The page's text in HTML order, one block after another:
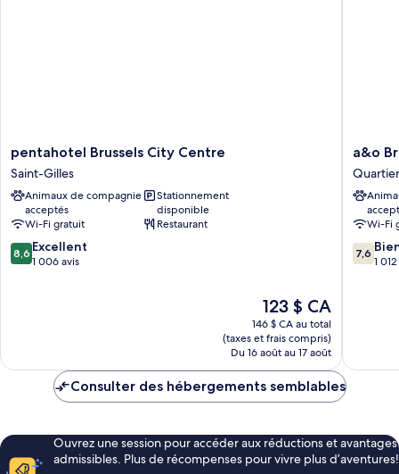
pentahotel
Brussels
City
Centre
Saint-
Gilles
pentahotel Brussels City Centre
Saint-Gilles
Animaux de compagnie
acceptés
Stationnement
disponible
Wi-Fi gratuit
Restaurant
8.6
sur
8,6 Excellent
1 006 avis
Le
prix
est
de
123 $ CA
123 $ CA
146 $ CA au total
(taxes et frais compris)
Du 16 août au 17 août
a&o
Brussel
Quartier
Nord
a&o
Wi-Fi
7.6
sur
7,6
1
Consulter des hébergements semblables
Ouvrez une session pour accéder aux réductions et avantages
admissibles. Plus de récompenses pour vivre plus d’aventures!